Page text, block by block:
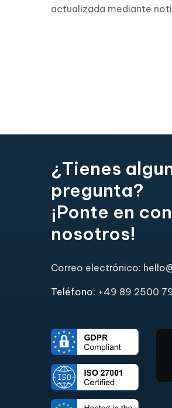
actualizada mediante
¿Tienes
pregunta?
¡Ponte en
nosotros!
Correo electrónico:
Teléfono: +49 89 2500